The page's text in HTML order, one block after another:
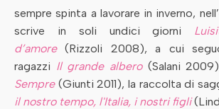
sempre spinta a lavorare in inverno,
scrive in soli undici giorni
d’amore(Rizzoli 2008), a cui
ragazzi Il grande albero(Salani
Sempre(Giunti 2011), la raccolta di
il nostro tempo, l'Italia, i nostri figli